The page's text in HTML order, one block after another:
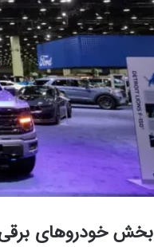
بخش خودروهای برقی فورد در سال 2024 ضرر 5